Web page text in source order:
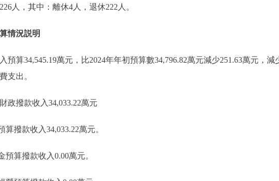
，其中：離休4人，退休222人。
情況説明
算34,545.19萬元，比2024年年初預算數34,796.82萬元減少251.63萬元，減
支出。
撥款收入34,033.22萬元
撥款收入34,033.22萬元。
算撥款收入0.00萬元。